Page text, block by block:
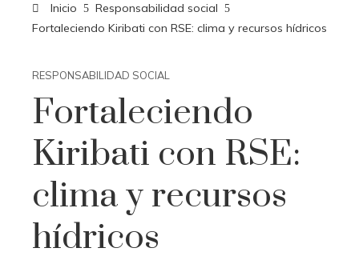
Inicio
Responsabilidad social
Fortaleciendo Kiribati con RSE: clima y recursos hídricos
RESPONSABILIDAD SOCIAL
Fortaleciendo
Kiribati con RSE:
clima y recursos
hídricos